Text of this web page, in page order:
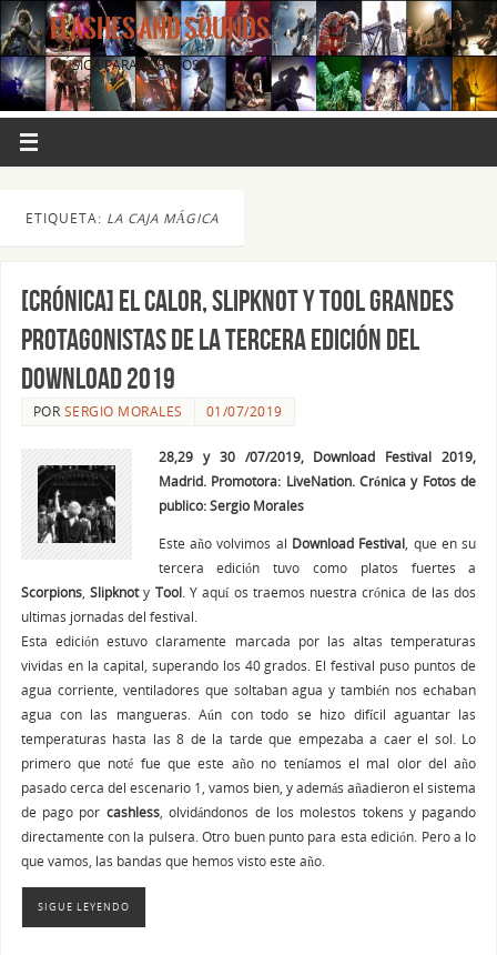
FLASHES AND SOUNDS
MÚSICA PARA LOS OJOS.
ETIQUETA: LA CAJA MÁGICA
[CRÓNICA] El calor, Slipknot y Tool grandes
protagonistas de la tercera edición del
Download 2019
POR SERGIO MORALES 01/07/2019
28,29 y 30 /07/2019, Download Festival 2019,
Madrid. Promotora: LiveNation. Crónica y Fotos de
publico: Sergio Morales
Este año volvimos al Download Festival , que en su
tercera edición tuvo como platos fuertes a
Scorpions, Slipknoty Tool. Y aquí os traemos nuestra crónica de las dos
ultimas jornadas del festival.
Esta edición estuvo claramente marcada por las altas temperaturas
vividas en la capital, superando los 40 grados. El festival puso puntos de
agua corriente, ventiladores que soltaban agua y también nos echaban
agua con las mangueras. Aún con todo se hizo difícil aguantar las
temperaturas hasta las 8 de la tarde que empezaba a caer el sol. Lo
primero que noté fue que este año no teníamos el mal olor del año
pasado cerca del escenario 1, vamos bien, y además añadieron el sistema
de pago por cashless, olvidándonos de los molestos tokens y pagando
directamente con la pulsera. Otro buen punto para esta edición. Pero a lo
que vamos, las bandas que hemos visto este año.
SIGUE LEYENDO